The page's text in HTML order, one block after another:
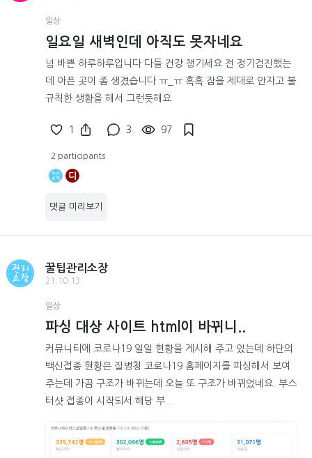
일상
일요일 새벽인데 아직도 못자네요
넘 바쁜 하루하루입니다 다들 건강 챙기세요 전 정기검진했는
데 아픈 곳이 좀 생겼습니다 ㅠ_ㅠ 흑흑 잠을 제대로 안자고 불
규칙한 생황을 해서 그런듯해요
1 3 97
2 participants
디
댓글 미리보기
꿀팁관리소장
21.10.13
일상
파싱 대상 사이트 html이 바뀌니..
커뮤니티에 코로나19 일일 현황을 게시해 주고 있는데 하단의
백신접종 현황은 질병청 코로나19 홈페이지를 파싱해서 보여
주는데 가끔 구조가 바뀌는데 오늘 또 구조가 바뀌었네요. 부스
터샷 접종이 시작되서 해당 부...